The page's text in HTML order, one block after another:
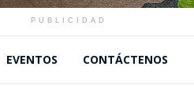
PUBLICIDAD
EVENTOS CONTÁCTENOS